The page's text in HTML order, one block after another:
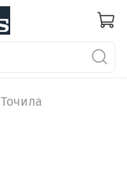
Точила